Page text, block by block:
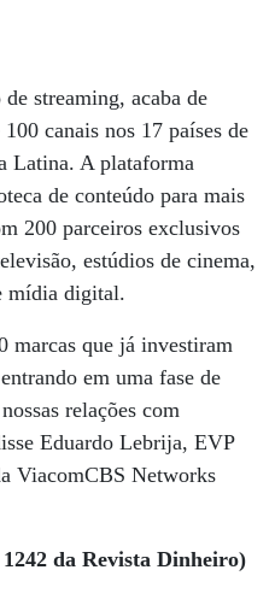
streaming, acaba de
canais nos 17 países de
Latina. A plataforma
de conteúdo para mais
200 parceiros exclusivos
estúdios de cinema,
mídia digital.
marcas que já investiram
em uma fase de
relações com
Eduardo Lebrija, EVP
ViacomCBS Networks
da Revista Dinheiro)